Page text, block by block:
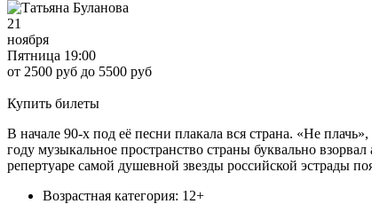
21
ноября
Пятница 19:00
от 2500 руб до 5500 руб
Купить билеты
В начале 90-х под её песни плакала вся страна. «Не
году музыкальное пространство страны буквально
репертуаре самой душевной звезды российской эстрады
Возрастная категория: 12+